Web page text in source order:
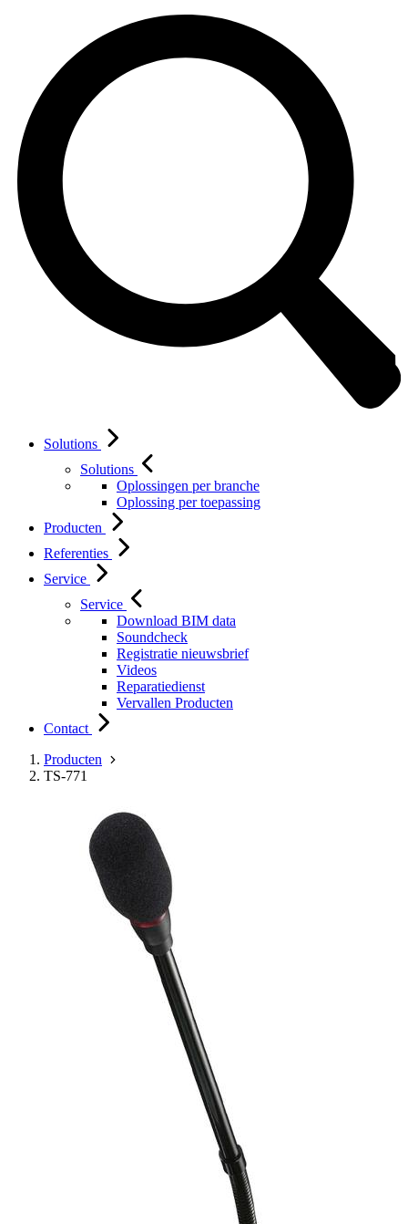
Solutions
Solutions
Oplossingen per branche
Oplossing per toepassing
Producten
Referenties
Service
Service
Download BIM data
Soundcheck
Registratie nieuwsbrief
Videos
Reparatiedienst
Vervallen Producten
Contact
Producten
TS-771